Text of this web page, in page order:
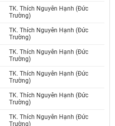
TK. Thích Nguyên Hạnh (Đức
Trường)
TK. Thích Nguyên Hạnh (Đức
Trường)
TK. Thích Nguyên Hạnh (Đức
Trường)
TK. Thích Nguyên Hạnh (Đức
Trường)
TK. Thích Nguyên Hạnh (Đức
Trường)
TK. Thích Nguyên Hạnh (Đức
Trường)